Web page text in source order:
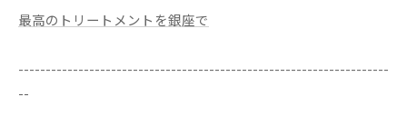
最高のトリートメントを銀座で
--------------------------------------------------------------------
--